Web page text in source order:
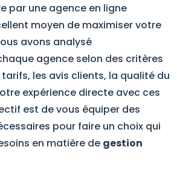
par une agence en ligne
moyen de maximiser votre
avons analysé
agence selon des critères
les avis clients, la qualité du
expérience directe avec ces
est de vous équiper des
pour faire un choix qui
en matière de gestion